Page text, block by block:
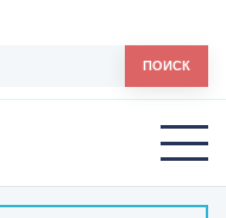
ПОИСК